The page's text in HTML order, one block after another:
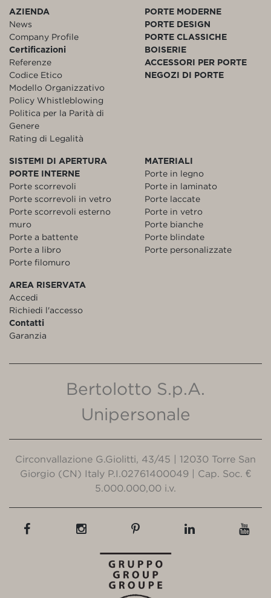
AZIENDA
News
Company Profile
Certificazioni
Referenze
Codice Etico
Modello Organizzativo
Policy Whistleblowing
Politica per la Parità di
Genere
Rating di Legalità
PORTE MODERNE
PORTE DESIGN
PORTE CLASSICHE
BOISERIE
ACCESSORI PER PORTE
NEGOZI DI PORTE
SISTEMI DI APERTURA
PORTE INTERNE
Porte scorrevoli
Porte scorrevoli in vetro
Porte scorrevoli esterno
muro
Porte a battente
Porte a libro
Porte filomuro
MATERIALI
Porte in legno
Porte in laminato
Porte laccate
Porte in vetro
Porte bianche
Porte blindate
Porte personalizzate
AREA RISERVATA
Accedi
Richiedi l'accesso
Contatti
Garanzia
Bertolotto S.p.A.
Unipersonale
Circonvallazione G.Giolitti, 43/45 | 12030 Torre San
Giorgio (CN) Italy P.I.02761400049 | Cap. Soc. €
5.000.000,00 i.v.